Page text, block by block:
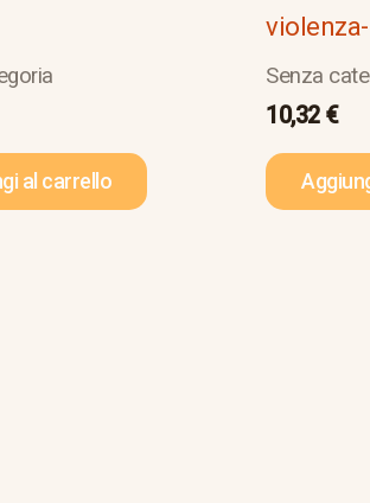
al carrello
Senza
10,32 €